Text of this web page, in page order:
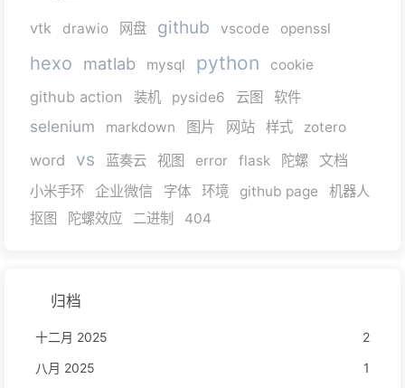
vtk drawio 网盘 github vscode openssl
hexo matlab mysql python cookie
github action 装机 pyside6 云图 软件
selenium markdown 图片 网站 样式 zotero
word vs 蓝奏云 视图 error flask 陀螺 文档
小米手环 企业微信 字体 环境 github page
机器人
抠图
陀螺效应 二进制 404
归档
十二月 2025
2
八月 2025
1